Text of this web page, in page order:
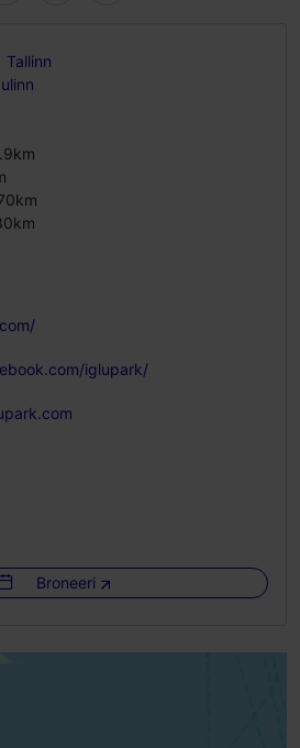
iglupark/
Broneeri